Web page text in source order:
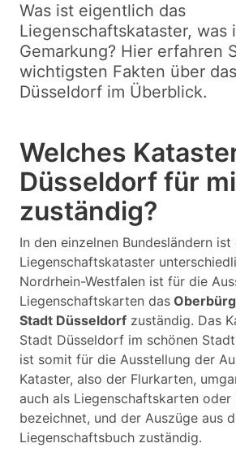
Was ist eigentlich das
Liegenschaftskataster, was
Gemarkung? Hier erfahren
wichtigsten Fakten über
Düsseldorf im Überblick.
Welches
Düsseldorf für
zuständig?
In den einzelnen Bundesländern
Liegenschaftskataster
Nordrhein-Westfalen ist für die
Liegenschaftskarten das
Stadt Düsseldorf zuständig. Das
Stadt Düsseldorf im schönen
ist somit für die Ausstellung der
Kataster, also der Flurkarten,
auch als Liegenschaftskarten oder
bezeichnet, und der Auszüge aus
Liegenschaftsbuch zuständig.